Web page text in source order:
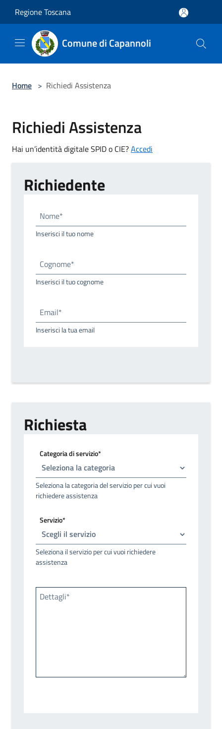
Regione Toscana
Comune di Capannoli
Home > Richiedi Assistenza
Richiedi Assistenza
Hai un’identità digitale SPID o CIE?Accedi
Richiedente
Nome*
Inserisci il tuo nome
Cognome*
Inserisci il tuo cognome
Email*
Inserisci la tua email
Richiesta
Categoria di servizio*
Seleziona la categoria del servizio per cui vuoi
richiedere assistenza
Servizio*
Seleziona il servizio per cui vuoi richiedere
assistenza
Dettagli*